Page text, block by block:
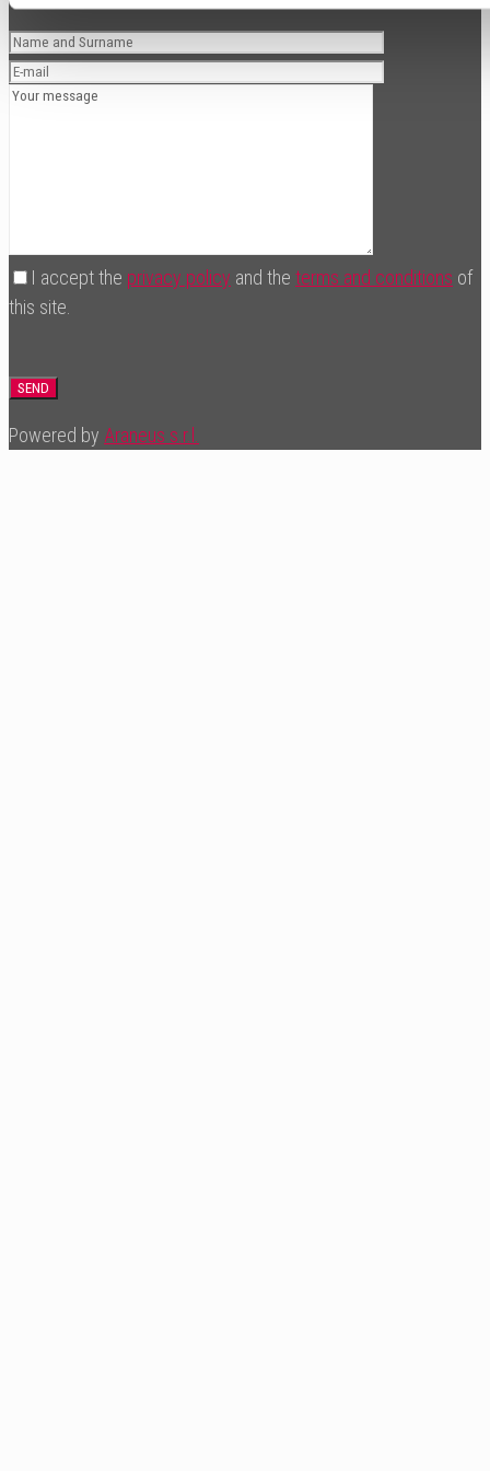
I accept the privacy policy and the terms and conditions of
this site.
Powered by Araneus s.r.l.